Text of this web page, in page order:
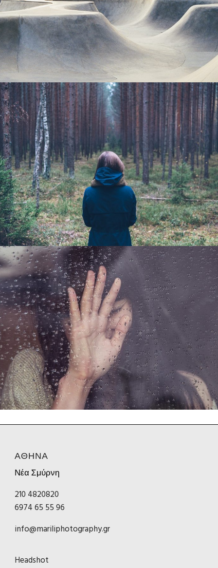
ΑΘΗΝΑ
Νέα Σμύρνη
210 4820820
6974 65 55 96
info@mariliphotography.gr
Headshot